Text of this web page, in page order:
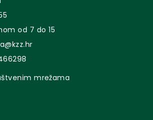
od 7 do 15
mrežama